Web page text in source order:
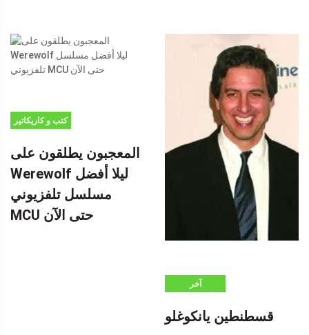
كتب و كاريكاتير
المعجبون يطلقون على
Werewolf ليلا أفضل
مسلسل تلفزيوني
MCU حتى الآن
آخر
قسطنطين يانكوغلو